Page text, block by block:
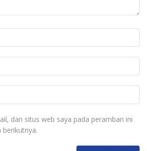
dan situs web saya pada peramban ini